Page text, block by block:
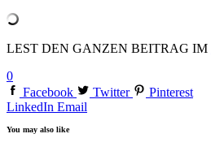
LEST DEN GANZEN BEITRAG IM
0
Facebook
Twitter
Pinterest
LinkedIn Email
You may also like